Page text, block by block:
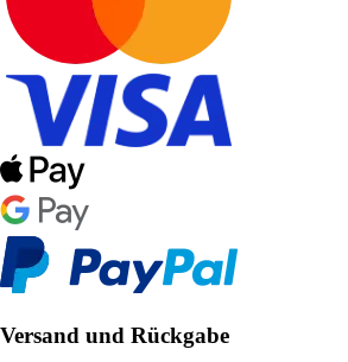
Versand und Rückgabe